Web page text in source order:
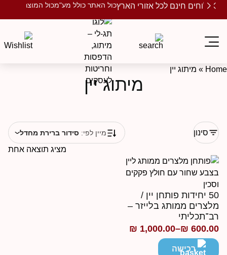
חינם לכל אזורי הארץכול האתר כולל מע"מכול המוצרים
»מיתוג יין
מיתוג יין
מציג תוצאה אחת
סינון מיין לפי:סידור ברירת מחדל
50 יחידות פותחן יין /
ממותג בלייזר –
₪
–
₪1,000.00
רכישה